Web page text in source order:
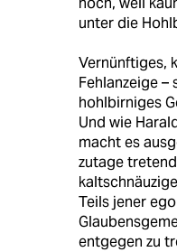
unter die
Vernünftiges,
Fehlanzeige
hohlbirniges
Und wie
macht es
zutage
Teils jener
entgegen zu